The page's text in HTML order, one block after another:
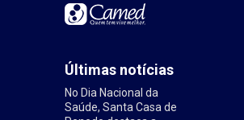
Últimas notícias
No Dia Nacional da
Saúde, Santa Casa de